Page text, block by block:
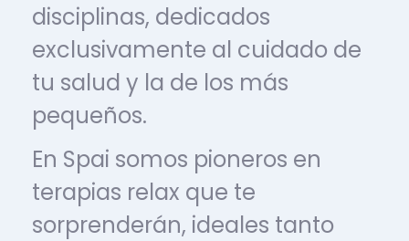
disciplinas, dedicados
exclusivamente al cuidado de
tu salud y la de los más
pequeños.
En Spai somos pioneros en
terapias relax que te
sorprenderán, ideales tanto